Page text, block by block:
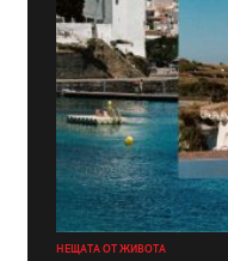
НЕЩАТА ОТ ЖИВОТА